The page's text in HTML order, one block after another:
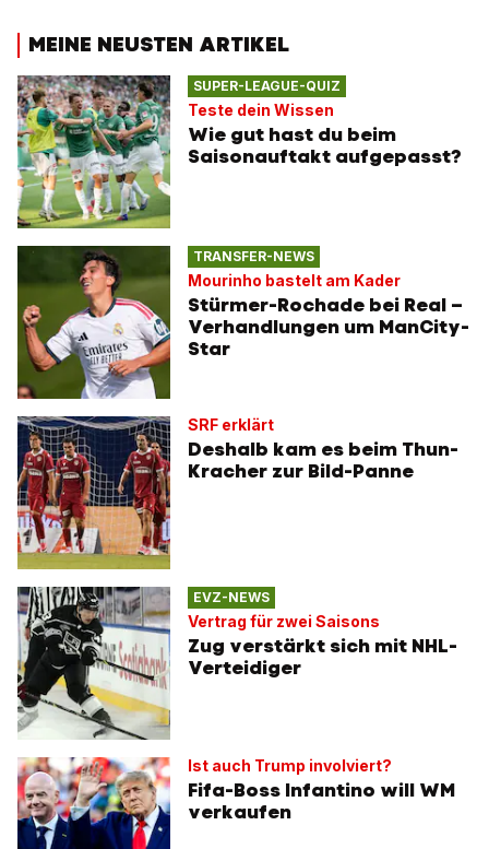
MEINE NEUSTEN ARTIKEL
SUPER-LEAGUE-QUIZ
Teste dein Wissen
Wie gut hast du beim
Saisonauftakt aufgepasst?
TRANSFER-NEWS
Mourinho bastelt am Kader
Stürmer-Rochade bei Real –
Verhandlungen um ManCity-
Star
SRF erklärt
Deshalb kam es beim Thun-
Kracher zur Bild-Panne
EVZ-NEWS
Vertrag für zwei Saisons
Zug verstärkt sich mit NHL-
Verteidiger
Ist auch Trump involviert?
Fifa-Boss Infantino will WM
verkaufen